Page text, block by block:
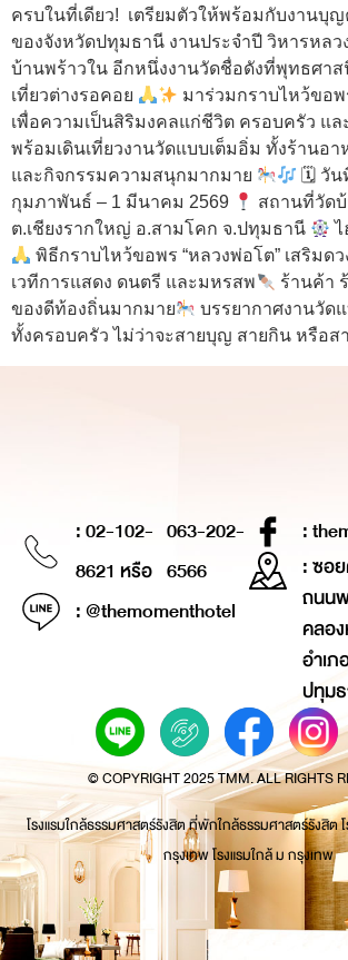
ครบในที่เดียว! เตรียมตัวให้พร้อมกับงานบุ
ของจังหวัดปทุมธานี งานประจำปี วิหารหล
บ้านพร้าวใน อีกหนึ่งงานวัดชื่อดังที่พุทธศา
เที่ยวต่างรอคอย
มาร่วมกราบไหว้ขอพ
เพื่อความเป็นสิริมงคลแก่ชีวิต ครอบครัว แ
พร้อมเดินเที่ยวงานวัดแบบเต็มอิ่ม ทั้งร้านอ
และกิจกรรมความสนุกมากมาย
🗓 วัน
กุมภาพันธ์ – 1 มีนาคม 2569
สถานที่วัด
ต.เชียงรากใหญ่ อ.สามโคก จ.ปทุมธานี
ไ
พิธีกราบไหว้ขอพร “หลวงพ่อโต” เสริมด
เวทีการแสดง ดนตรี และมหรสพ
ร้านค้า
ของดีท้องถิ่นมากมาย
บรรยากาศงานวัด
ทั้งครอบครัว ไม่ว่าจะสายบุญ สายกิน หรือส
: 02-102-
8621 หรือ
063-202-
6566
: @themomenthotel
:
: ซอ
ถนน
คลอ
อำเ
ปทุม
© COPYRIGHT 2025 TMM. ALL RIGHTS
โรงแรมใกล้ธรรมศาสตร์รังสิต ที่พักใกล้ธรรมศาสตร์รังสิต
กรุงเทพ โรงแรมใกล้ ม กรุงเทพ